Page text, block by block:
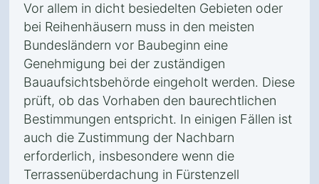
Vor allem in dicht besiedelten Gebieten oder
bei Reihenhäusern muss in den meisten
Bundesländern vor Baubeginn eine
Genehmigung bei der zuständigen
Bauaufsichtsbehörde eingeholt werden. Diese
prüft, ob das Vorhaben den baurechtlichen
Bestimmungen entspricht. In einigen Fällen ist
auch die Zustimmung der Nachbarn
erforderlich, insbesondere wenn die
Terrassenüberdachung in Fürstenzell